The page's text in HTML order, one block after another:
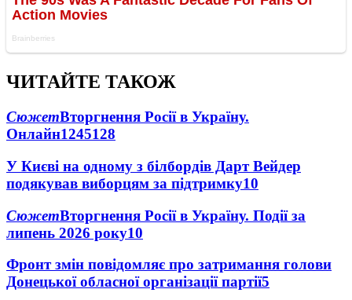
ЧИТАЙТЕ ТАКОЖ
СюжетВторгнення Росії в Україну.
Онлайн1245128
У Києві на одному з білбордів Дарт Вейдер
подякував виборцям за підтримку10
СюжетВторгнення Росії в Україну. Події за
липень 2026 року10
Фронт змін повідомляє про затримання голови
Донецької обласної організації партії5